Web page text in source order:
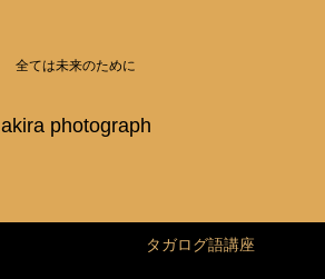
全ては未来のために
akira photograph
タガログ語講座